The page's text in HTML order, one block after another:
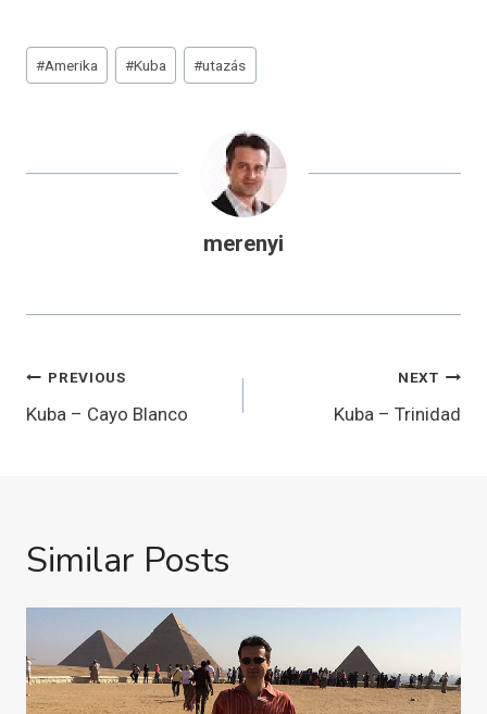
Post
Tags:
#Amerika #Kuba #utazás
merenyi
Bejegyzés
navigáció
PREVIOUS
Kuba – Cayo Blanco
NEXT
Kuba – Trinidad
Similar Posts